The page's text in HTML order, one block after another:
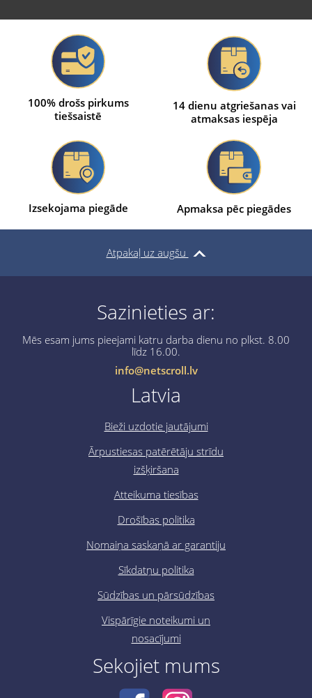
100% drošs pirkums
tiešsaistē
14 dienu atgriešanas vai
atmaksas iespēja
Izsekojama piegāde Apmaksa pēc piegādes
Atpakaļ uz augšu
Sazinieties ar:
Mēs esam jums pieejami katru darba dienu no plkst. 8.00
līdz 16.00.
info@netscroll.lv
Latvia
Bieži uzdotie jautājumi
Ārpustiesas patērētāju strīdu
izšķiršana
Atteikuma tiesības
Drošības politika
Nomaiņa saskaņā ar garantiju
Sīkdatņu politika
Sūdzības un pārsūdzības
Vispārīgie noteikumi un
nosacījumi
Sekojiet mums